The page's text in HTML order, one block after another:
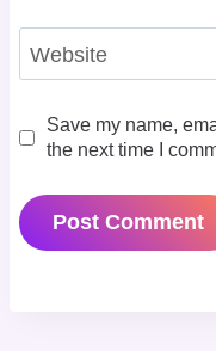
Website
Save my name,
the next time I